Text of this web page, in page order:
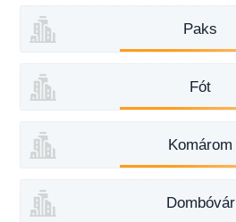
Paks
Fót
Komárom
Dombóvár